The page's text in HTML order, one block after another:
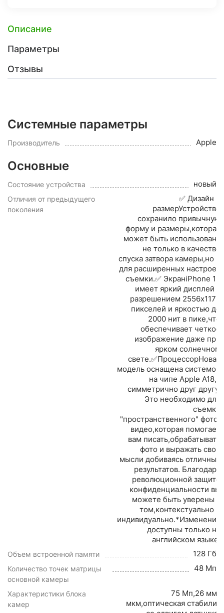
Описание
Параметры
Отзывы
Системные параметры
Производитель Apple
Основные
Состояние устройства новый
Отличия от предыдущего
поколения
✅ Дизайн и
размерУстройство
сохранило привычную
форму и размеры,которая
может быть использована
не только в качестве
спуска затвора камеры,но и
для расширенных настроек
съемки.✅ ЭкранiPhone 16
имеет яркий дисплей с
разрешением 2556x1179
пикселей и яркостью до
2000 нит в пике,что
обеспечивает четкое
изображение даже при
ярком солнечном
свете.✅ПроцессорНовая
модель оснащена системой
на чипе Apple A18,а
симметрично друг другу.
Это необходимо для
съемки
"пространственного" фото/
видео,которая помогает
вам писать,обрабатывать
фото и выражать свои
мысли добиваясь отличных
результатов. Благодаря
революционной защите
конфиденциальности вы
можете быть уверены в
том,контекстуально и
индивидуально.*Изменения
доступны только на
английском языке.
Объем встроенной памяти 128 Гб
Количество точек матрицы
основной камеры
48 Мп
Характеристики блока
камер
75 Мп,26 мм,f/
мкм,оптическая